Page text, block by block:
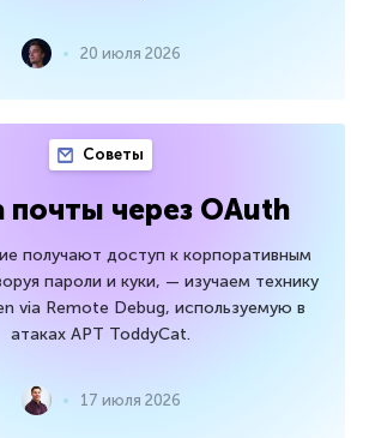
20 июля 2026
Советы
почты через OAuth
получают доступ к корпоративным
пароли и куки, — изучаем технику
via Remote Debug, используемую в
атаках APT ToddyCat.
17 июля 2026